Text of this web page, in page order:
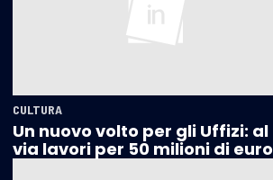
CULTURA
Un nuovo volto per gli Uffizi: al
via lavori per 50 milioni di euro